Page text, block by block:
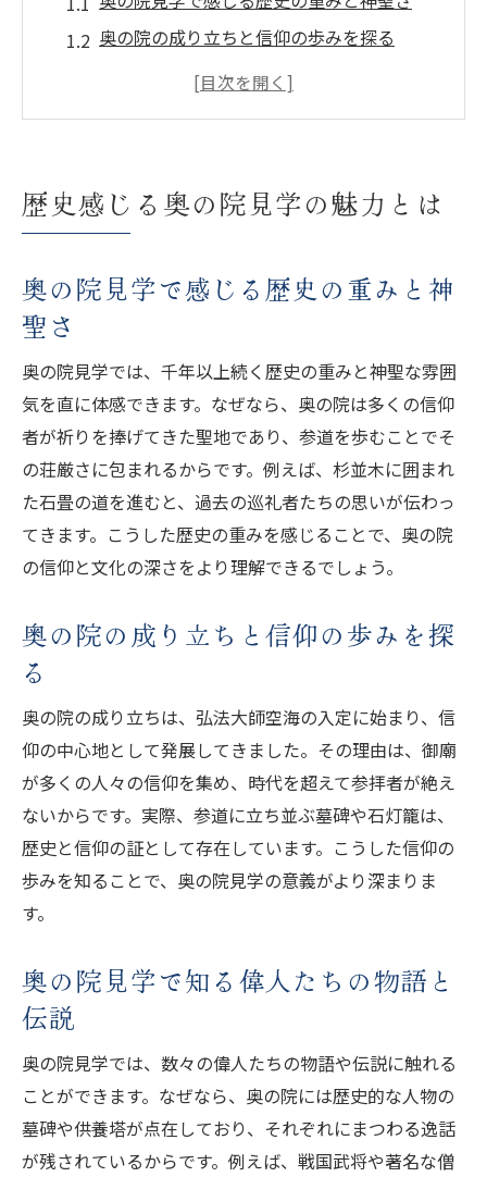
奥の院の成り立ちと信仰の歩みを探る
奥の院見学で知る偉人たちの物語と伝説
奥の院参拝ルートの基本と見学ポイント
奥の院参拝マップ活用で効率的な見学を実
奥の院の参拝所要時間と回り方の工夫
奥の院見学時に押さえたい参拝ルートの秘
訣
奥の院見学なら知っておきたい拝観マナー
奥の院見学に必要な基本的な拝観マナー
奥の院参拝で守るべき礼儀と作法を知る
奥の院見学で気をつけたい静寂の保ち方
奥の院の撮影・拝観マナーと注意点の確認
奥の院参拝時の服装と心構えを押さえる
奥の院見学に役立つ参拝時間と拝観ルール
奥の院の拝観料や受付方法の最新情報
奥の院見学のための事前準備と当日の流れ
奥の院を安心して巡るための基礎知識
奥の院見学で必ずチェックしたい注意事項
奥の院参道に点在する歴史的な見どころ
奥の院参道を歩きながら感じる信仰の歴史
奥の院見学で心に残る参道の魅力とは
奥の院のアクセスや駐車場情報も網羅
歴史感じる奥の院見学の魅力とは
奥の院見学で感じる歴史の重みと神
聖さ
奥の院見学では、千年以上続く歴史の重みと神聖な雰囲
気を直に体感できます。なぜなら、奥の院は多くの信仰
者が祈りを捧げてきた聖地であり、参道を歩むことでそ
の荘厳さに包まれるからです。例えば、杉並木に囲まれ
た石畳の道を進むと、過去の巡礼者たちの思いが伝わっ
てきます。こうした歴史の重みを感じることで、奥の院
の信仰と文化の深さをより理解できるでしょう。
奥の院の成り立ちと信仰の歩みを探
る
奥の院の成り立ちは、弘法大師空海の入定に始まり、信
仰の中心地として発展してきました。その理由は、御廟
が多くの人々の信仰を集め、時代を超えて参拝者が絶え
ないからです。実際、参道に立ち並ぶ墓碑や石灯籠は、
歴史と信仰の証として存在しています。こうした信仰の
歩みを知ることで、奥の院見学の意義がより深まりま
す。
奥の院見学で知る偉人たちの物語と
伝説
奥の院見学では、数々の偉人たちの物語や伝説に触れる
ことができます。なぜなら、奥の院には歴史的な人物の
墓碑や供養塔が点在しており、それぞれにまつわる逸話
が残されているからです。例えば、戦国武将や著名な僧